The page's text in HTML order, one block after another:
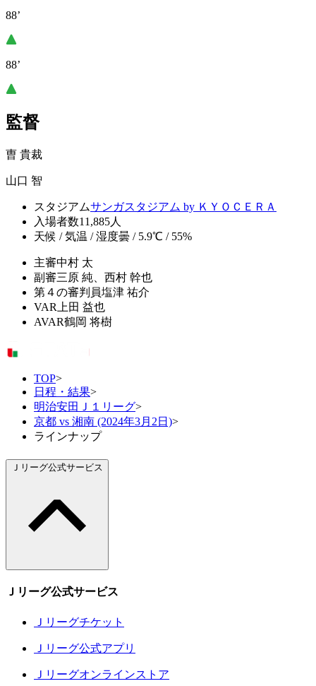
88’
88’
監督
曺 貴裁
山口 智
スタジアムサンガスタジアム by ＫＹＯＣＥＲＡ
入場者数11,885人
天候 / 気温 / 湿度曇 / 5.9℃ / 55%
主審中村 太
副審三原 純、西村 幹也
第４の審判員塩津 祐介
VAR 上田 益也
AVAR鶴岡 将樹
TOP>
日程・結果>
明治安田Ｊ１リーグ>
京都 vs 湘南 (2024年3月2日)>
ラインナップ
Ｊリーグ公式サービス
Ｊリーグ公式サービス
Ｊリーグチケット
Ｊリーグ公式アプリ
Ｊリーグオンラインストア